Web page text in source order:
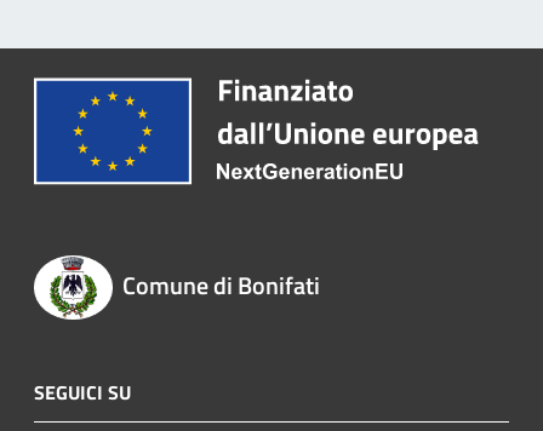
Comune di Bonifati
SEGUICI SU